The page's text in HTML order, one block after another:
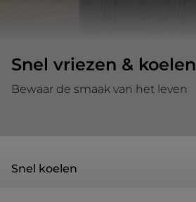
Snel vriezen & koelen
Bewaar de smaak van het leven
Snel koelen